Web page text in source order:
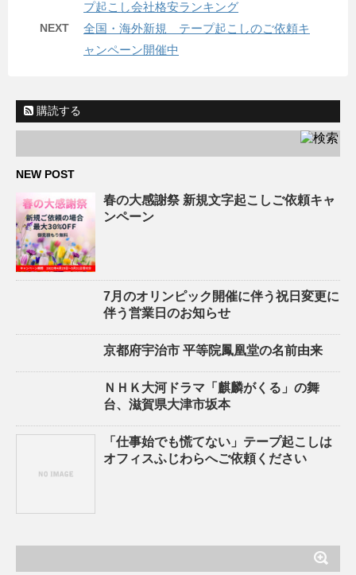
プ起こし会社格安ランキング
NEXT
全国・海外新規 テープ起こしのご依頼キ
ャンペーン開催中
購読する
NEW POST
春の大感謝祭 新規文字起こしご依頼キャ
ンペーン
7月のオリンピック開催に伴う祝日変更に
伴う営業日のお知らせ
京都府宇治市 平等院鳳凰堂の名前由来
ＮＨＫ大河ドラマ「麒麟がくる」の舞
台、滋賀県大津市坂本
「仕事始でも慌てない」テープ起こしは
オフィスふじわらへご依頼ください